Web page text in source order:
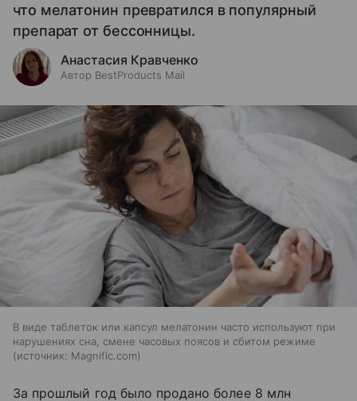
что мелатонин превратился в популярный
препарат от бессонницы.
Анастасия Кравченко
Автор BestProducts Mail
В виде таблеток или капсул мелатонин часто используют при
нарушениях сна, смене часовых поясов и сбитом режиме
источник: Magnific.com
За прошлый год было продано более 8 млн